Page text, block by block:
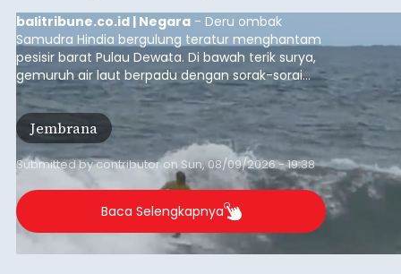
balitribune.co.id | Negara - Deru ombak
Samudra Hindia bergulung teratur menghantam
pesisir barat Pulau Dewata. Di bawah terik surya,
gemuruh air laut berpadu dengan sorak-sorai
penonton yang memadati Pantai Medewi,
Kecamatan Pekutatan pada Minggu (9/8/2026).
Ratusan peselancar dari berbagai penjuru
nusantara berkompetisi menaklukan ombak
terbaik dan menantang.
Jembrana
Submitted bycontributoron Sun, 08/09/2026 - 19:38
Baca Selengkapnya